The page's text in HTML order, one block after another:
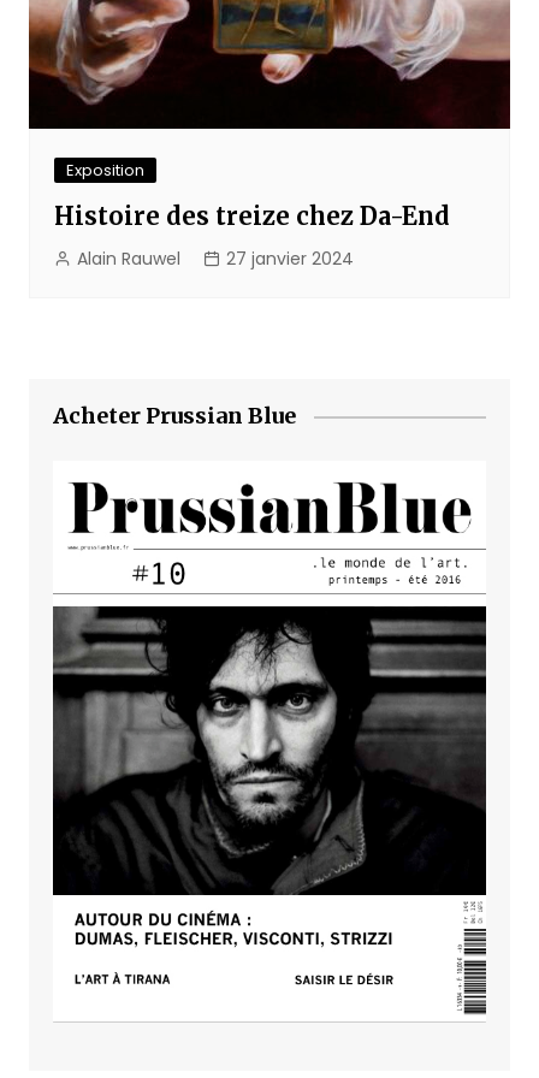
Exposition
Histoire des treize chez Da-End
Alain Rauwel 27 janvier 2024
Acheter Prussian Blue